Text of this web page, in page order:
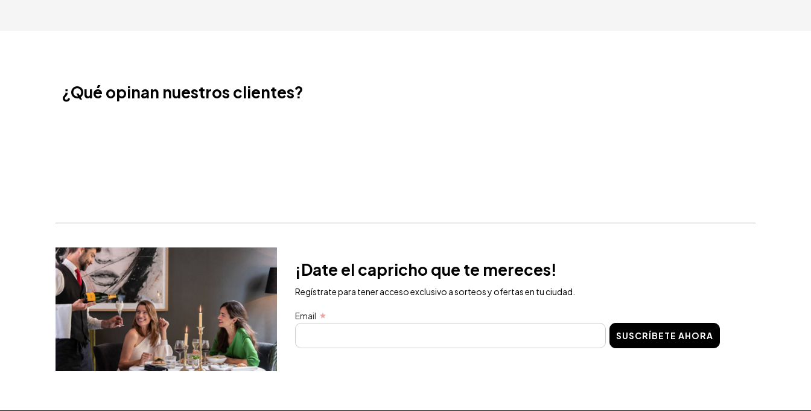
¿Qué opinan nuestros clientes?
¡Date el capricho que te mereces!
Regístrate para tener acceso exclusivo a sorteos y ofertas en tu ciudad.
Email
SUSCRÍBETE AHORA